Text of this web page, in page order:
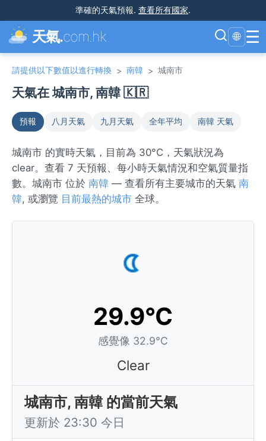
準確的天氣預報. 查看所有國家.
天氣.com.hk 🌐 ☰
請提供以下數值以進行轉換 > 南韓 > 城南市
天氣在 城南市, 南韓 🇰🇷
預報 八月天氣 九月天氣 全年平均 南韓 天氣
城南市 的實時天氣，目前為 30°C，天氣狀況為
clear。查看 7 天預報、每小時天氣情況和空氣質量指
數。城南市 位於 南韓 — 查看所有主要城市的天氣 南
韓, 或瀏覽 目前最熱的城市 全球。
29.9°C
感覺像 32.9°C
Clear
城南市, 南韓 的當前天氣
更新於 23:30 今日